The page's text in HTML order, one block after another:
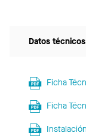
Datos técnicos
Ficha
Ficha